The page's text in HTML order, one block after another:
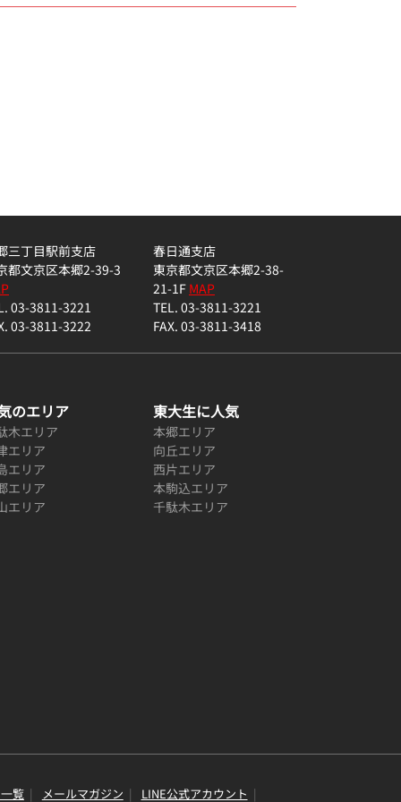
三丁目駅前支店
都文京区本郷2-39-3
03-3811-3221
03-3811-3222
春日通支店
東京都文京区本郷2-38-
21-1FMAP
TEL. 03-3811-3221
FAX. 03-3811-3418
のエリア
木エリア
エリア
エリア
エリア
エリア
東大生に人気
本郷エリア
向丘エリア
西片エリア
本駒込エリア
千駄木エリア
覧 メールマガジン LINE公式アカウント